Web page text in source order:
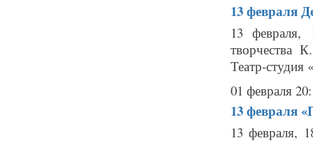
13 февраля
13 февраля,
творчества
Театр-студия
01 февраля
13 февраля
13 февраля,